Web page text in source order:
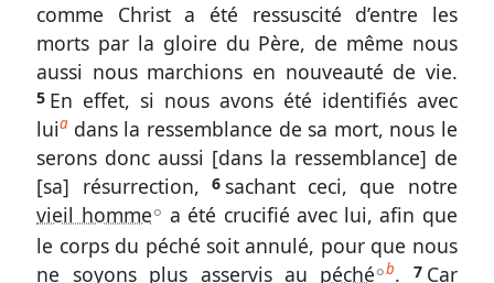
comme Christ a été ressuscité d’entre les
morts par la gloire du Père, de même nous
aussi nous marchions en nouveauté de vie.
5 En effet, si nous avons été identifiés avec
luiadans la ressemblance de sa mort, nous le
serons donc aussi [dans la ressemblance] de
[sa] résurrection,
6 sachant ceci, que notre
vieil homme A
a été crucifié avec lui, afin que
le corps du péché soit annulé, pour que nous
ne soyons plus asservis au péché Ab. 7 Car
Romains
6.
15
à
23
Obéir
de
cœur